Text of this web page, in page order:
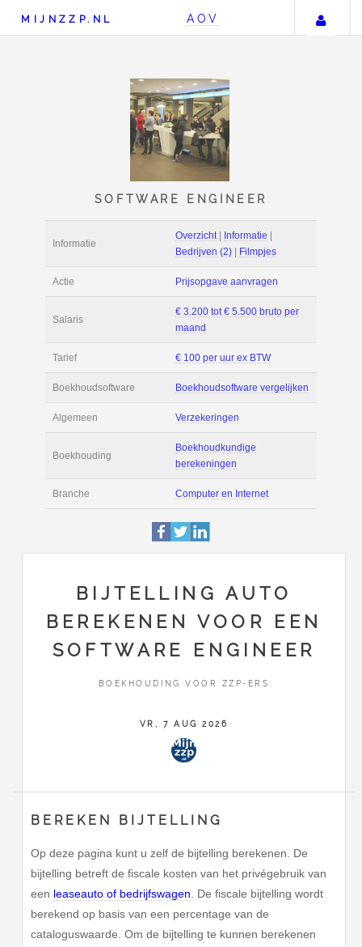
MIJNZZP.NL AOV
SOFTWARE
Actie Prijsopgave
€ 3.200 tot € 5.500
maand
Tarief € 100 per uur ex
Boekhoudsoftware
Boekhouding
Boekhoudkundige
berekeningen
Branche Computer en
BIJTELLING AUTO
BEREKENEN VOOR EEN
SOFTWARE ENGINEER
BOEKHOUDING VOOR ZZP-ERS
VR, 7 AUG 2026
BEREKEN BIJTELLING
Op deze pagina kunt u zelf de bijtelling berekenen. De
bijtelling betreft de fiscale kosten van het privégebruik van
een leaseauto of bedrijfswagen. De fiscale bijtelling wordt
berekend op basis van een percentage van de
cataloguswaarde. Om de bijtelling te kunnen berekenen